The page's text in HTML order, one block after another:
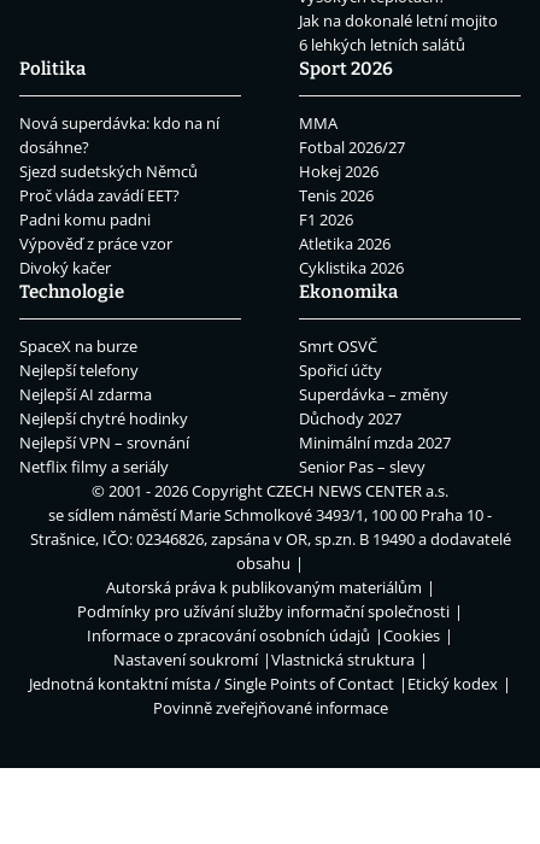
Jak na dokonalé letní mojito
6 lehkých letních salátů
Politika
Nová superdávka: kdo na ní
dosáhne?
Sjezd sudetských Němců
Proč vláda zavádí EET?
Padni komu padni
Výpověď z práce vzor
Divoký kačer
Sport 2026
MMA
Fotbal 2026/27
Hokej 2026
Tenis 2026
F1 2026
Atletika 2026
Cyklistika 2026
Technologie
SpaceX na burze
Nejlepší telefony
Nejlepší AI zdarma
Nejlepší chytré hodinky
Nejlepší VPN – srovnání
Netflix filmy a seriály
Ekonomika
Smrt OSVČ
Spořicí účty
Superdávka – změny
Důchody 2027
Minimální mzda 2027
Senior Pas – slevy
© 2001 - 2026 CopyrightCZECH NEWS CENTER a.s.
se sídlem náměstí Marie Schmolkové 3493/1, 100 00 Praha 10 -
Strašnice, IČO: 02346826, zapsána v OR, sp.zn. B 19490 a dodavatelé
obsahu
Autorská práva k publikovaným materiálům
Podmínky pro užívání služby informační společnosti
Informace o zpracování osobních údajů
Cookies
Nastavení soukromí
Vlastnická struktura
Jednotná kontaktní místa / Single Points of Contact
Etický kodex
Povinně zveřejňované informace